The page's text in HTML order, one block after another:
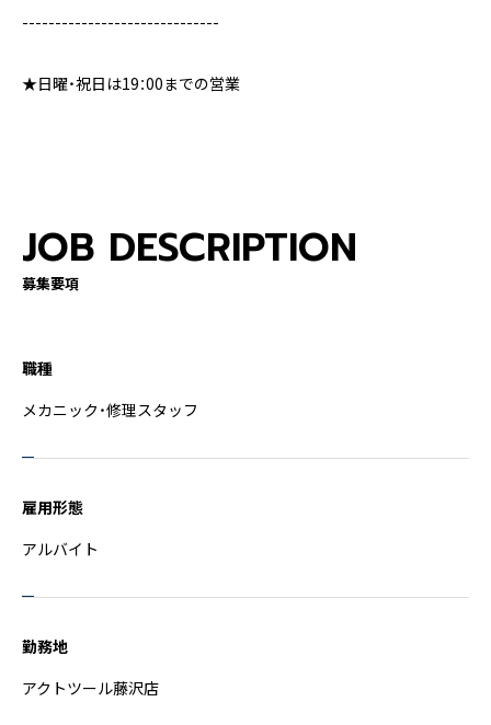
------------------------------
★日曜・祝日は19：00までの営業
JOB DESCRIPTION
募集要項
職種
メカニック・修理スタッフ
雇用形態
アルバイト
勤務地
アクトツール藤沢店